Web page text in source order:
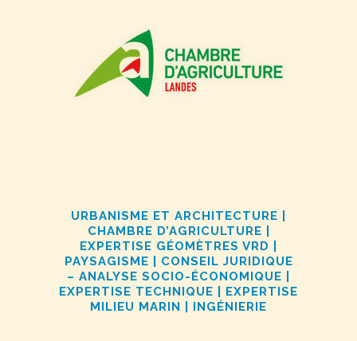
URBANISME ET ARCHITECTURE |
CHAMBRE D’AGRICULTURE |
EXPERTISE GÉOMÈTRES VRD |
PAYSAGISME | CONSEIL JURIDIQUE
– ANALYSE SOCIO-ÉCONOMIQUE |
EXPERTISE TECHNIQUE | EXPERTISE
MILIEU MARIN | INGÉNIERIE